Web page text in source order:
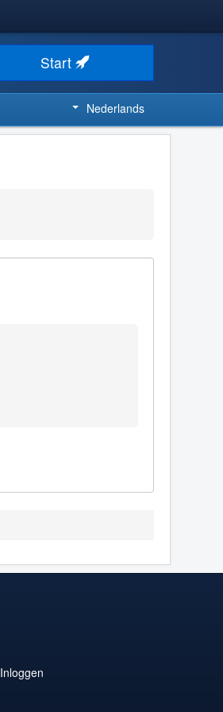
Start
Nederlands
Inloggen